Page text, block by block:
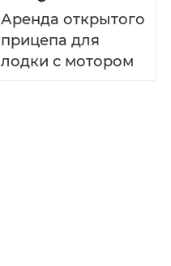
Аренда открытого
прицепа для
лодки с мотором